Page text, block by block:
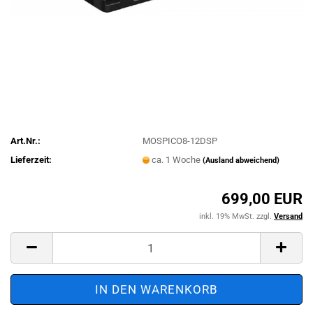
Art.Nr.:
MOSPICO8-12DSP
Lieferzeit:
ca. 1 Woche(Ausland abweichend)
699,00 EUR
inkl. 19% MwSt. zzgl. Versand